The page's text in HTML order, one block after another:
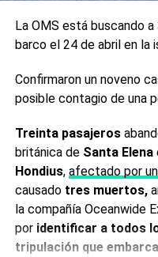
El Kremlin acusó por su
efectuar“múltiples
Kajovka. Según el
La OMS está buscando
barco el 24 de abril en la
Confirmaron un noveno
posible contagio de una
Treinta pasajeros
británica de Santa Elena
Hondius, afectado por
causado tres muertos,
la compañía Oceanwide
por identificar a todos
tripulación que